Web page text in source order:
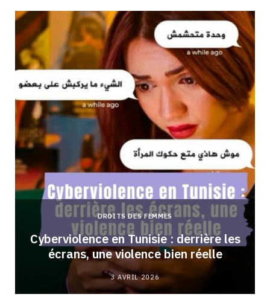
DROITS DES FEMMES
Cyberviolence en Tunisie : derrière les
écrans, une violence bien réelle
3 AVRIL 2026